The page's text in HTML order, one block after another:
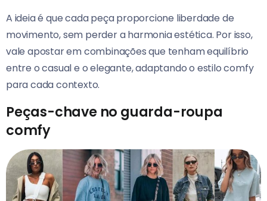
A ideia é que cada peça proporcione liberdade de
movimento, sem perder a harmonia estética. Por isso,
vale apostar em combinações que tenham equilíbrio
entre o casual e o elegante, adaptando o estilo comfy
para cada contexto.
Peças-chave no guarda-roupa
comfy